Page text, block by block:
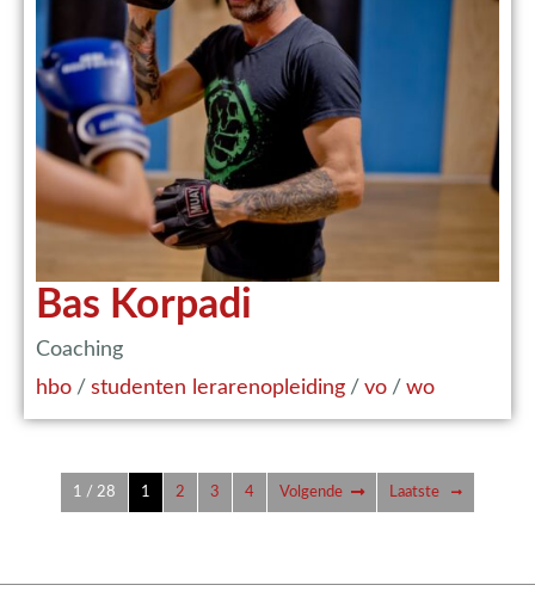
Bas Korpadi
Coaching
hbo / studenten lerarenopleiding / vo / wo
1 / 28 1 2 3 4 Volgende Laatste